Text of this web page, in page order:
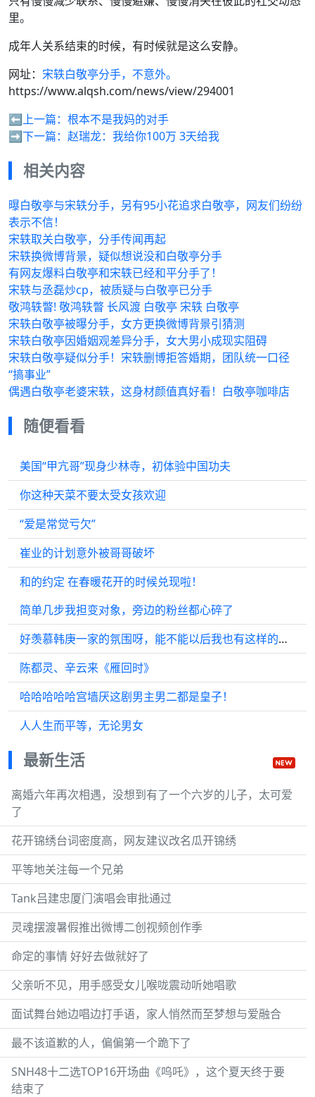
里。
成年人关系结束的时候，有时候就是这么安静。
网址： 宋轶白敬亭分手，不意外。
https://www.alqsh.com/news/view/294001
⬅️上一篇： 根本不是我妈的对手
➡️下一篇： 赵瑞龙：我给你100万 3天给我
相关内容
曝白敬亭与宋轶分手，另有95小花追求白敬亭，网友们纷纷
表示不信！
宋轶取关白敬亭，分手传闻再起
宋轶换微博背景，疑似想说没和白敬亭分手
有网友爆料白敬亭和宋轶已经和平分手了！
宋轶与丞磊炒cp，被质疑与白敬亭已分手
敬鸿轶瞥! 敬鸿轶瞥 长风渡 白敬亭 宋轶 白敬亭
宋轶白敬亭被曝分手，女方更换微博背景引猜测
宋轶白敬亭因婚姻观差异分手，女大男小成现实阻碍
宋轶白敬亭疑似分手！宋轶删博拒答婚期，团队统一口径
“搞事业”
偶遇白敬亭老婆宋轶，这身材颜值真好看！白敬亭咖啡店
随便看看
美国“甲亢哥”现身少林寺，初体验中国功夫
你这种天菜不要太受女孩欢迎
“爱是常觉亏欠”
崔业的计划意外被哥哥破坏
和的约定 在春暖花开的时候兑现啦！
简单几步我担变对象，旁边的粉丝都心碎了
好羡慕韩庚一家的氛围呀，能不能以后我也有这样的家庭氛围！
陈都灵、辛云来《雁回时》
哈哈哈哈哈宫墙厌这剧男主男二都是皇子！
人人生而平等，无论男女
最新生活
离婚六年再次相遇，没想到有了一个六岁的儿子，太可爱
了
花开锦绣台词密度高，网友建议改名瓜开锦绣
平等地关注每一个兄弟
Tank吕建忠厦门演唱会审批通过
灵魂摆渡暑假推出微博二创视频创作季
命定的事情 好好去做就好了
父亲听不见，用手感受女儿喉咙震动听她唱歌
面试舞台她边唱边打手语，家人悄然而至梦想与爱融合
最不该道歉的人，偏偏第一个跪下了
SNH48十二选TOP16开场曲《呜吒》，这个夏天终于要
结束了